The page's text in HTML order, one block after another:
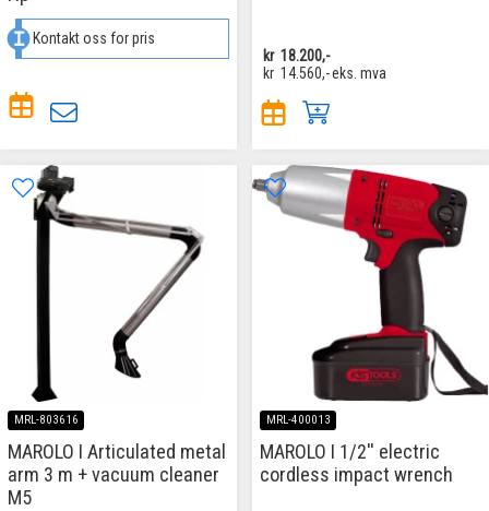
Kontakt oss for pris
kr 18.200,-
kr 14.560,-eks. mva
MRL-803616
MAROLO I Articulated metal
arm 3 m + vacuum cleaner
M5
MRL-400013
MAROLO I 1/2'' electric
cordless impact wrench